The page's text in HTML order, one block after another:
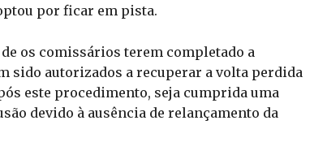
por ficar em pista.
os comissários terem completado a
sido autorizados a recuperar a volta perdida
este procedimento, seja cumprida uma
devido à ausência de relançamento da